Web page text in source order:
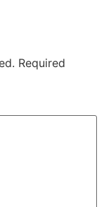
Required